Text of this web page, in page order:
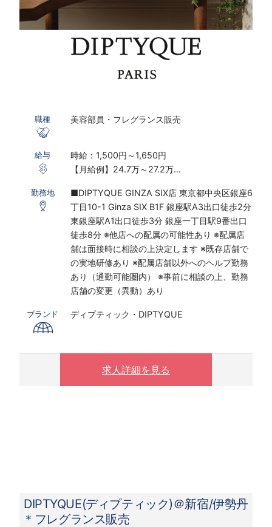
職種 美容部員・フレグランス販売
給与
時給：1,500円～1,650円
【月給例】24.7万～27.2万
※研修期間あり
※時給は経験・スキルにより決定いたします
〇下記の場合は、割増した時給をお支払いしま
す。
※ 実働8時間以上は1.25倍
※ 夜10時以降は1.25倍
制服購入補助制度あり／毎月3500円支給
勤務地
■DIPTYQUE GINZA SIX店 東京都中央区銀座6
丁目10-1 Ginza SIX B1F 銀座駅A3出口徒歩2分
東銀座駅A1出口徒歩3分 銀座一丁目駅9番出口
徒歩8分 ※他店への配属の可能性あり ※配属店
舗は面接時に相談の上決定します ※既存店舗で
の実地研修あり ※配属店舗以外へのヘルプ勤務
あり（通勤可能圏内） ※事前に相談の上、勤務
店舗の変更（異動）あり
ブランド ディプティック・DIPTYQUE
求人詳細を見る
DIPTYQUE(ディプティック)＠新宿/伊勢丹
＊フレグランス販売